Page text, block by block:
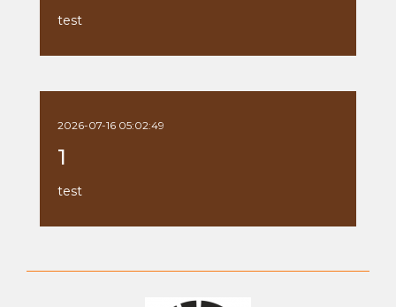
test
2026-07-16 05:02:49
1
test